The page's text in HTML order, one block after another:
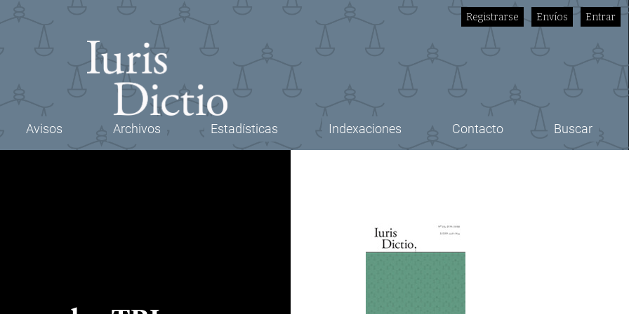
Registrarse Envíos Entrar
Avisos Archivos Estadísticas Indexaciones Contacto Buscar
Imagen de portada